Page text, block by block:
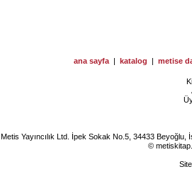
ana sayfa | katalog | metise
Metis Yayıncılık Ltd. İpek Sokak No.5, 34433
©